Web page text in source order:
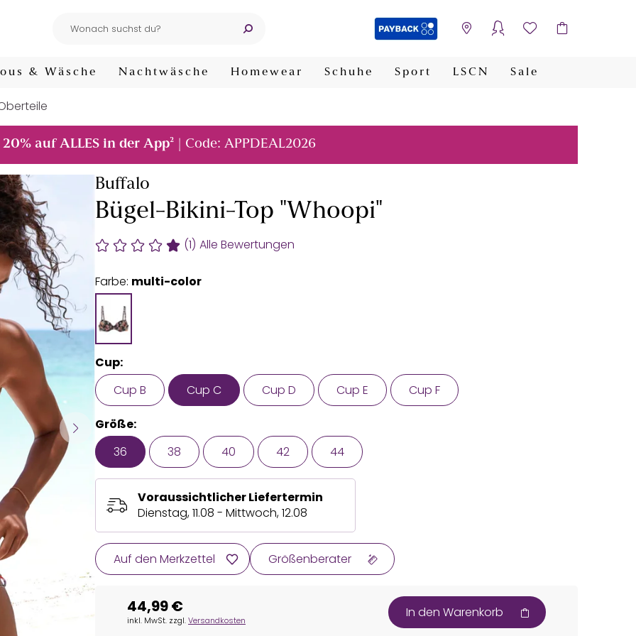
& Wäsche Nachtwäsche Homewear Schuhe Sport LSCN Sale
20% auf ALLES in der App²| Code: APPDEAL2026
Buffalo
Bügel-Bikini-Top "Whoopi"
(1) Alle Bewertungen
Farbe: multi-color
Cup:
Cup B
Cup C Cup D Cup E Cup F
Größe:
36
38 40 42 44
Voraussichtlicher Liefertermin
Dienstag, 11.08 - Mittwoch, 12.08
Auf den Merkzettel Größenberater
44,99 €
inkl. MwSt. zzgl.Versandkosten In den Warenkorb